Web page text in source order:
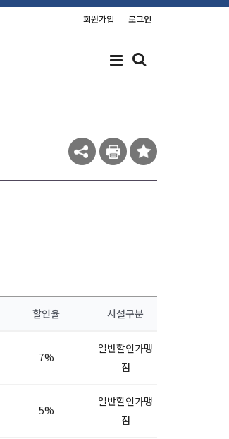
회원가입 로그인
할인율 시설구분
7%
일반할인가맹
점
5%
일반할인가맹
점